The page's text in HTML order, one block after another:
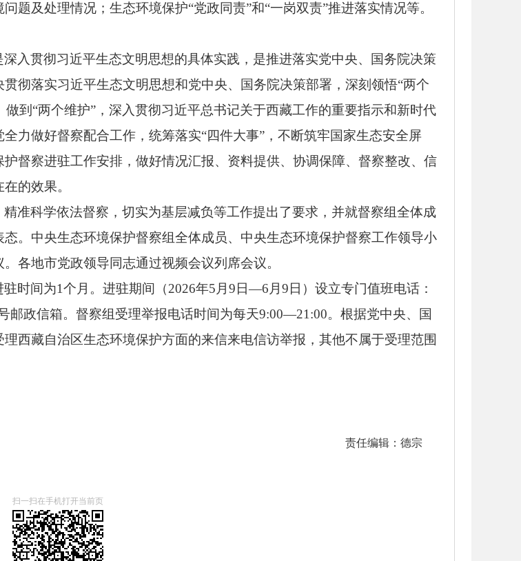
题及处理情况；生态环境保护“党政同责”和“一岗双责”推进落实情况等。
入贯彻习近平生态文明思想的具体实践，是推进落实党中央、国务院决策
彻落实习近平生态文明思想和党中央、国务院决策部署，深刻领悟“两个
到“两个维护”，深入贯彻习近平总书记关于西藏工作的重要指示和新时代
力做好督察配合工作，统筹落实“四件大事”，不断筑牢国家生态安全屏
督察进驻工作安排，做好情况汇报、资料提供、协调保障、督察整改、信
的效果。
准科学依法督察，切实为基层减负等工作提出了要求，并就督察组全体成
。中央生态环境保护督察组全体成员、中央生态环境保护督察工作领导小
各地市党政领导同志通过视频会议列席会议。
时间为1个月。进驻期间（2026年5月9日—6月9日）设立专门值班电话：
邮政信箱。督察组受理举报电话时间为每天9:00—21:00。 根据党中央、国
西藏自治区生态环境保护方面的来信来电信访举报，其他不属于受理范围
责任编辑：德宗
扫一扫在手机打开当前页